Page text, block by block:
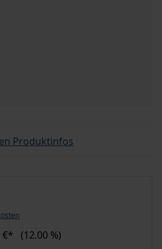
Produktinfos
€* (12.00 %)